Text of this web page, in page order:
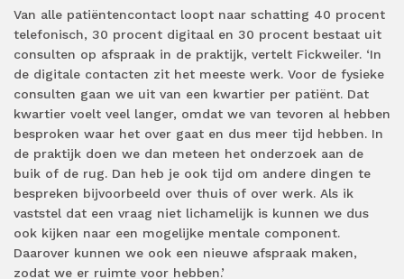
Van alle patiëntencontact loopt naar schatting 40 procent
telefonisch, 30 procent digitaal en 30 procent bestaat uit
consulten op afspraak in de praktijk, vertelt Fickweiler. ‘In
de digitale contacten zit het meeste werk. Voor de fysieke
consulten gaan we uit van een kwartier per patiënt. Dat
kwartier voelt veel langer, omdat we van tevoren al hebben
besproken waar het over gaat en dus meer tijd hebben. In
de praktijk doen we dan meteen het onderzoek aan de
buik of de rug. Dan heb je ook tijd om andere dingen te
bespreken bijvoorbeeld over thuis of over werk. Als ik
vaststel dat een vraag niet lichamelijk is kunnen we dus
ook kijken naar een mogelijke mentale component.
Daarover kunnen we ook een nieuwe afspraak maken,
zodat we er ruimte voor hebben.’